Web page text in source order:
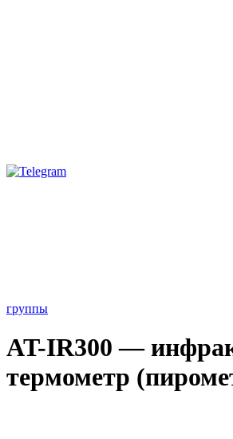
группы
AT-IR300 —
термометр